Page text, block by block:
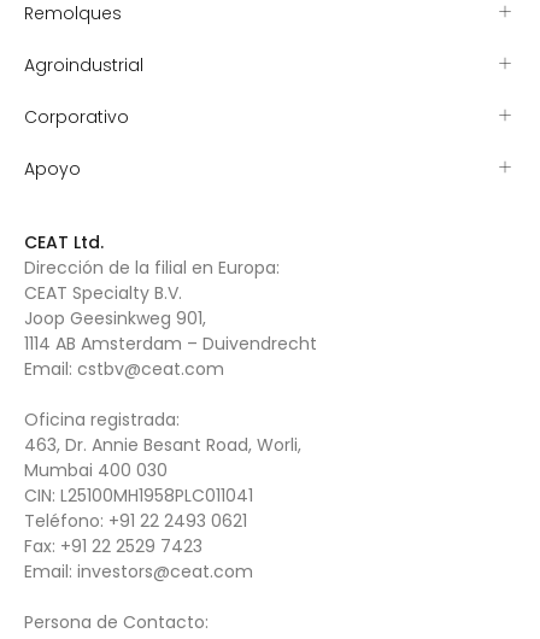
Remolques
Agroindustrial
Corporativo
Apoyo
CEAT Ltd.
Dirección de la filial en Europa:
CEAT Specialty B.V.
Joop Geesinkweg 901,
1114 AB Amsterdam – Duivendrecht
Email: cstbv@ceat.com
Oficina registrada:
463, Dr. Annie Besant Road, Worli,
Mumbai 400 030
CIN: L25100MH1958PLC011041
Teléfono: +91 22 2493 0621
Fax: +91 22 2529 7423
Email: investors@ceat.com
Persona de Contacto: